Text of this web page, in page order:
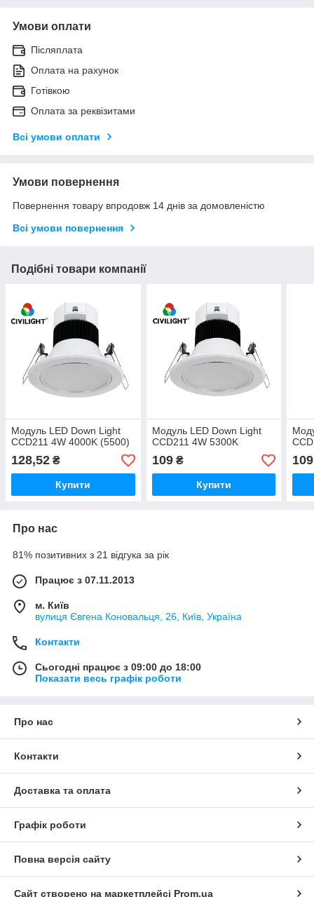
Умови оплати
Післяплата
Оплата на рахунок
Готівкою
Оплата за реквізитами
Всі умови оплати
Умови повернення
Повернення товару впродовж 14 днів за домовленістю
Всі умови повернення
Подібні товари компанії
Модуль LED Down Light
CCD211 4W 4000K (5500)
128,52 ₴
Купити
Модуль LED Down Light
CCD211 4W 5300K
109₴
Купити
109
Про нас
81% позитивних з 21 відгука за рік
Працює з 07.11.2013
м. Київ
вулиця Євгена Коновальця, 26, Київ, Україна
Контакти
Сьогодні працює з 09:00 до 18:00
Показати весь графік роботи
Про нас
Контакти
Доставка та оплата
Графік роботи
Повна версія сайту
Сайт створено на маркетплейсі Prom.ua